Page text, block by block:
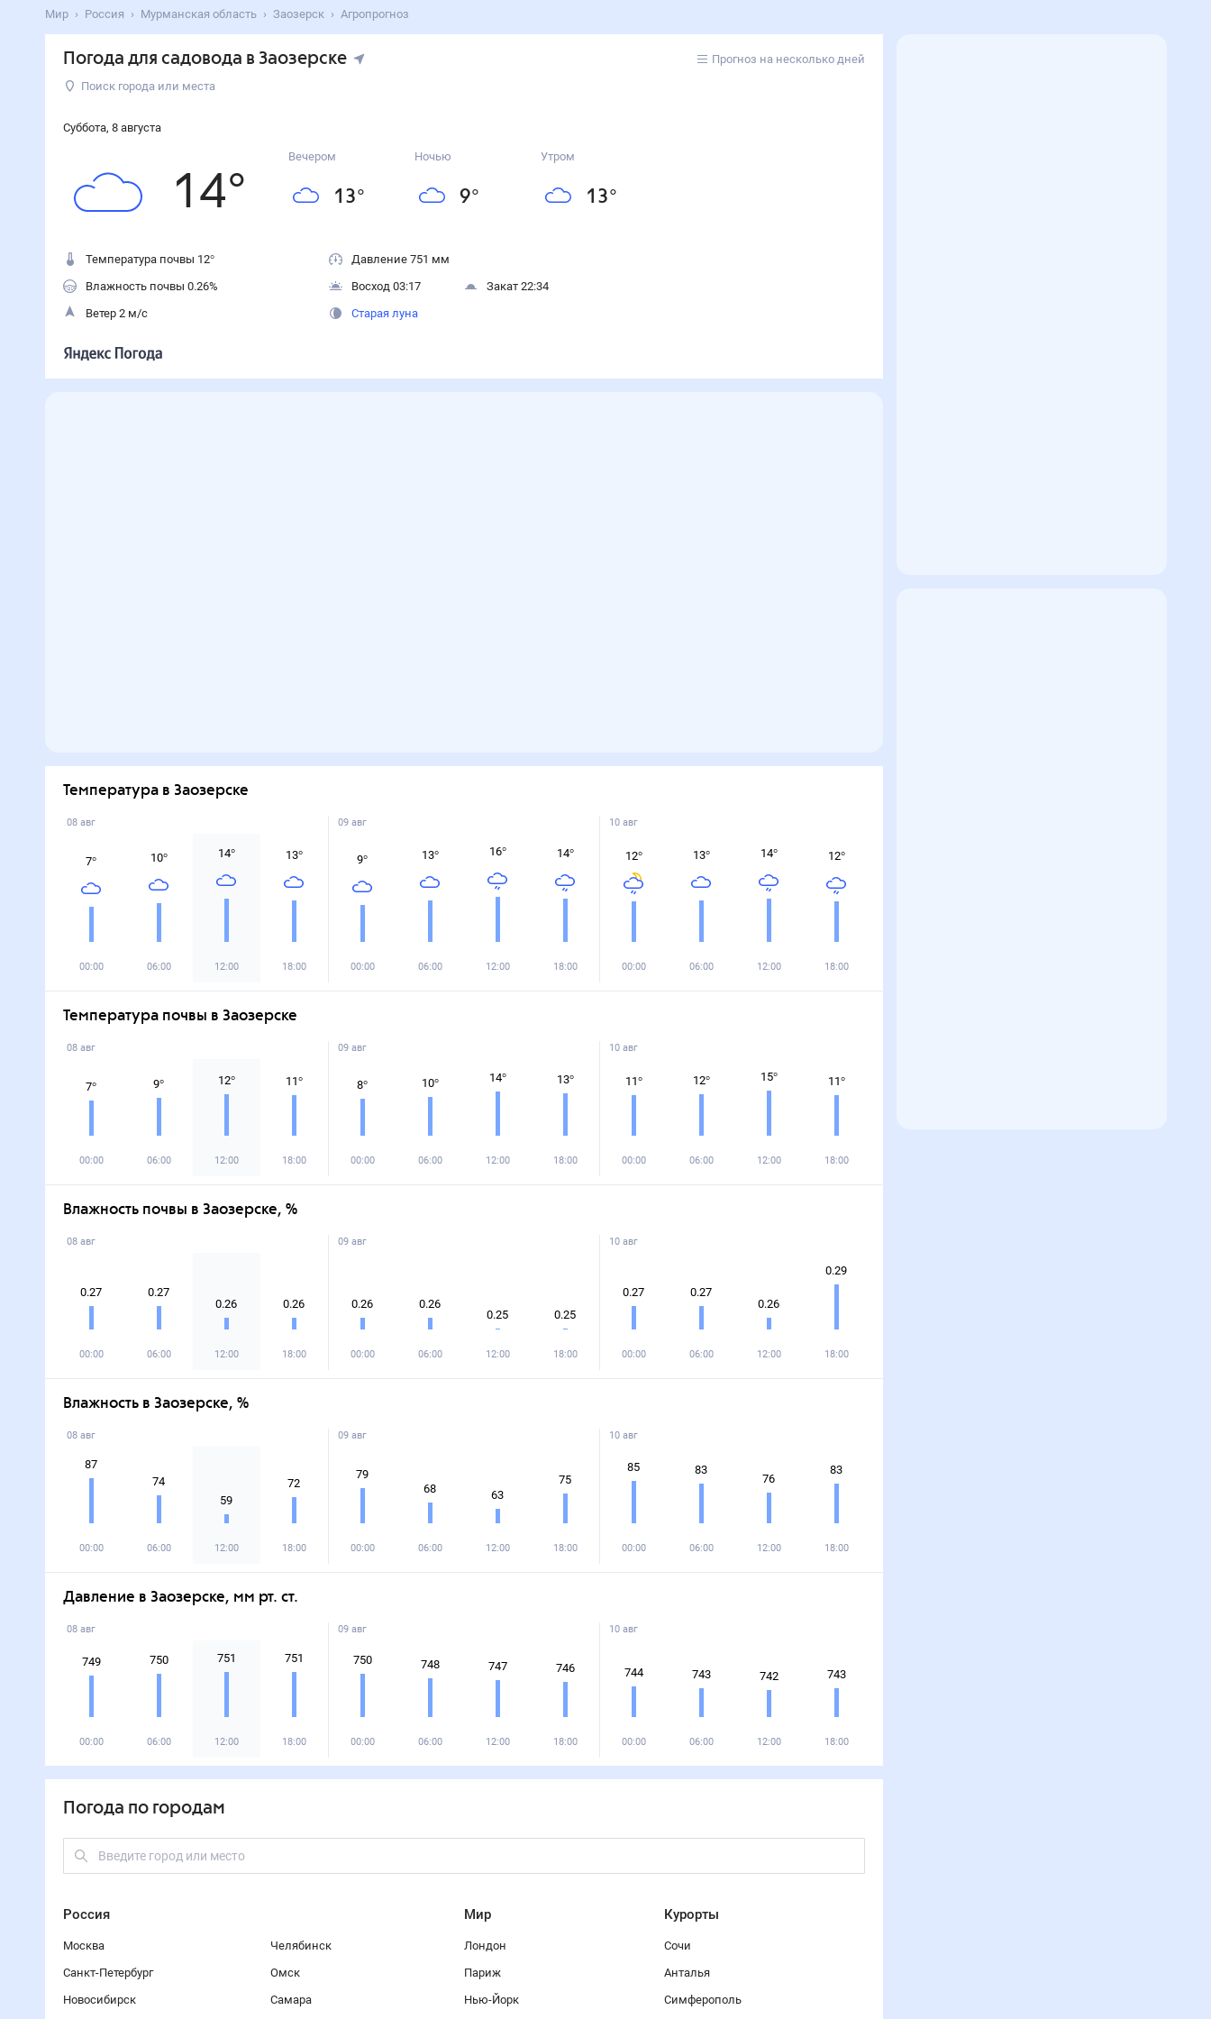
Мир Россия Мурманская область Заозерск Агропрогноз
Погода для садовода в Заозерске
Прогноз на несколько дней
Поиск города или места
Суббота, 8 августа
14°
Вечером
13°
Ночью
9°
Утром
13°
Температура почвы 12°
Влажность почвы 0.26%
Ветер 2 м/с
Давление 751 мм
Восход 03:17
Закат 22:34
Старая луна
Температура в Заозерске
08 авг
7°
00:00
10°
06:00
14°
12:00
13°
18:00
09 авг
9°
00:00
13°
06:00
16°
12:00
14°
18:00
10 авг
12°
00:00
13°
06:00
14°
12:00
12°
18:00
Температура почвы в Заозерске
08 авг
7°
00:00
9°
06:00
12°
12:00
11°
18:00
09 авг
8°
00:00
10°
06:00
14°
12:00
13°
18:00
10 авг
11°
00:00
12°
06:00
15°
12:00
11°
18:00
Влажность почвы в Заозерске, %
08 авг
0.27
00:00
0.27
06:00
0.26
12:00
0.26
18:00
09 авг
0.26
00:00
0.26
06:00
0.25
12:00
0.25
18:00
10 авг
0.27
00:00
0.27
06:00
0.26
12:00
0.29
18:00
Влажность в Заозерске, %
08 авг
87
00:00
74
06:00
59
12:00
72
18:00
09 авг
79
00:00
68
06:00
63
12:00
75
18:00
10 авг
85
00:00
83
06:00
76
12:00
83
18:00
Давление в Заозерске, мм рт. ст.
08 авг
749
00:00
750
06:00
751
12:00
751
18:00
09 авг
750
00:00
748
06:00
747
12:00
746
18:00
10 авг
744
00:00
743
06:00
742
12:00
743
18:00
Погода по городам
Россия
Москва
Санкт-Петербург
Новосибирск
Челябинск
Омск
Самара
Мир
Лондон
Париж
Нью-Йорк
Курорты
Сочи
Анталья
Симферополь